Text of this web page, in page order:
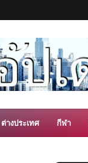
ต่างประเทศ กีฬา